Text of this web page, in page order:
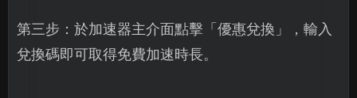
第三步：於加速器主介面點擊「優惠兌換」，輸入
兌換碼即可取得免費加速時長。